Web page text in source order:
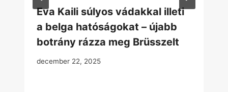
Eva Kaili súlyos vádakkal illeti
a belga hatóságokat – újabb
botrány rázza meg Brüsszelt
december 22, 2025